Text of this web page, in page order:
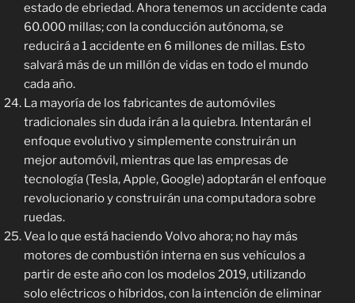
estado de ebriedad. Ahora tenemos un accidente cada
60.000 millas; con la conducción autónoma, se
reducirá a 1 accidente en 6 millones de millas. Esto
salvará más de un millón de vidas en todo el mundo
cada año.
La mayoría de los fabricantes de automóviles
tradicionales sin duda irán a la quiebra. Intentarán el
enfoque evolutivo y simplemente construirán un
mejor automóvil, mientras que las empresas de
tecnología (Tesla, Apple, Google) adoptarán el enfoque
revolucionario y construirán una computadora sobre
ruedas.
Vea lo que está haciendo Volvo ahora; no hay más
motores de combustión interna en sus vehículos a
partir de este año con los modelos 2019, utilizando
solo eléctricos o híbridos, con la intención de eliminar